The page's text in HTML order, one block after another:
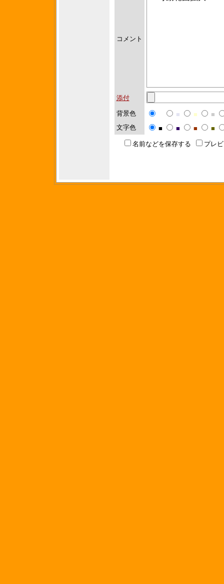
コメント
添付
背景色 ■ ■
■
文字色
■ ■ ■ ■
名前などを保存する プレ